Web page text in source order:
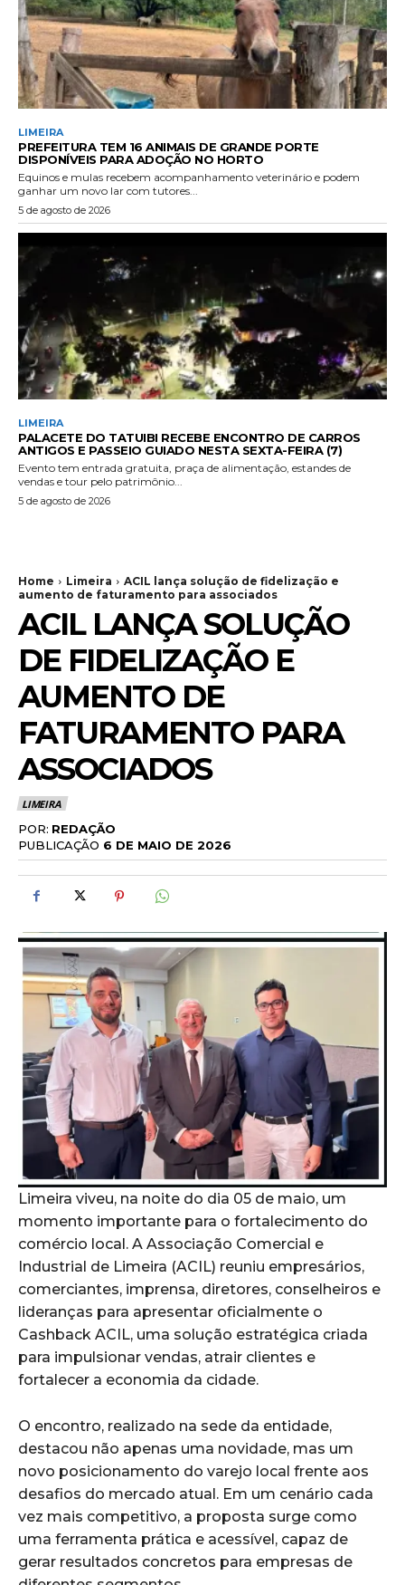
LIMEIRA
PREFEITURA TEM 16 ANIMAIS DE GRANDE PORTE
DISPONÍVEIS PARA ADOÇÃO NO HORTO
Equinos e mulas recebem acompanhamento veterinário e podem
ganhar um novo lar com tutores...
5 de agosto de 2026
LIMEIRA
PALACETE DO TATUIBI RECEBE ENCONTRO DE CARROS
ANTIGOS E PASSEIO GUIADO NESTA SEXTA-FEIRA (7)
Evento tem entrada gratuita, praça de alimentação, estandes de
vendas e tour pelo patrimônio...
5 de agosto de 2026